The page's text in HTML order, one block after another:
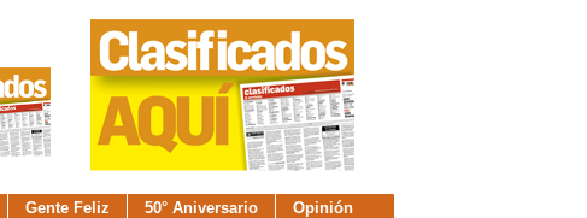
Gente Feliz 50° Aniversario Opinión